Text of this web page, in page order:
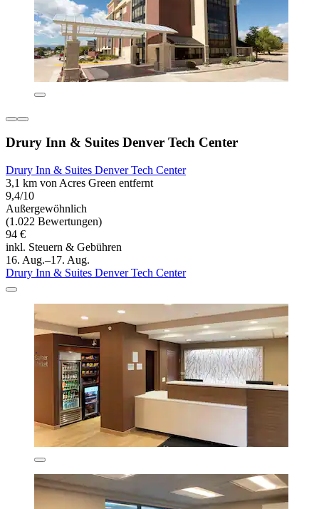
Drury Inn & Suites Denver Tech Center
Drury Inn & Suites Denver Tech Center
3,1 km von Acres Green entfernt
9,4/10
Außergewöhnlich
(1.022 Bewertungen)
94 €
inkl. Steuern & Gebühren
16. Aug.–17. Aug.
Drury Inn & Suites Denver Tech Center